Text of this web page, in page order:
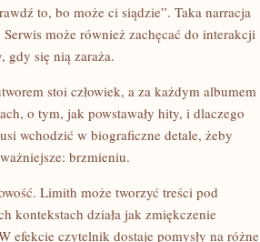
to, bo może ci siądzie”. Taka narracja
może również zachęcać do interakcji
gdy się nią zaraża.
stoi człowiek, a za każdym albumem
o tym, jak powstawały hity, i dlaczego
wchodzić w biograficzne detale, żeby
brzmieniu.
Limith może tworzyć treści pod
kontekstach działa jak zmiękczenie
efekcie czytelnik dostaje pomysły na różne